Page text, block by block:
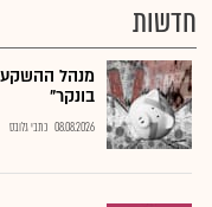
חדשות
מנהל
בונקר"
08.08.2026 כתבי גלובס